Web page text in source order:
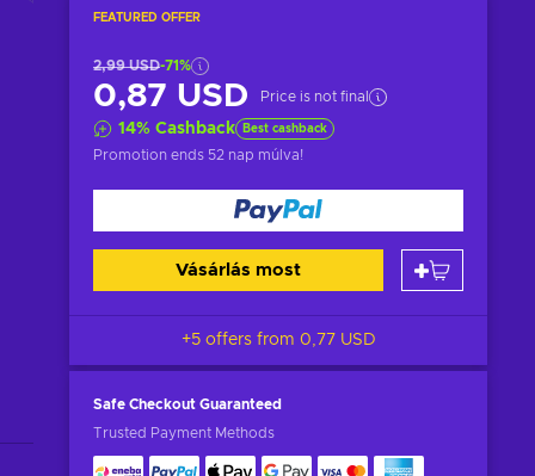
FEATURED OFFER
2,99 USD-71%
0,87 USD Price is not final
14% Cashback Best cashback
Promotion ends 52 nap múlva!
Vásárlás most
+5 offers from 0,77 USD
Safe Checkout Guaranteed
Trusted Payment Methods